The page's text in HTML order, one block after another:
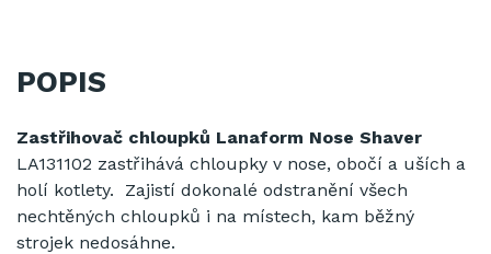
POPIS
Zastřihovač chloupků Lanaform Nose Shaver
LA131102 zastřihává chloupky v nose, obočí a uších a
holí kotlety. Zajistí dokonalé odstranění všech
nechtěných chloupků i na místech, kam běžný
strojek nedosáhne.